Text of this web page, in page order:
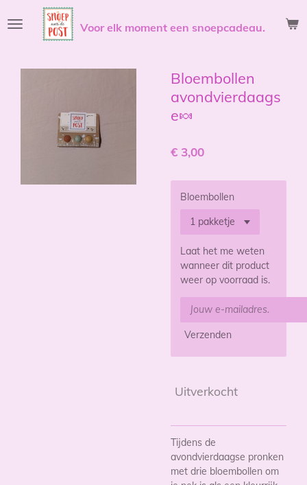
direct
hoofdinhoud
Voor elk moment een snoepcadeau.
Bloembollen
avondvierdaags
e🍬
€ 3,00
Bloembollen
Laat het me weten
wanneer dit product
weer op voorraad is.
Verzenden
Uitverkocht
Tijdens de
avondvierdaagse pronken
met drie bloembollen om